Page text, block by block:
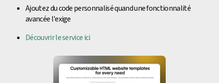
Ajoutez du code personnalisé quand une fonctionnalité
avancée l'exige
Découvrir le service ici